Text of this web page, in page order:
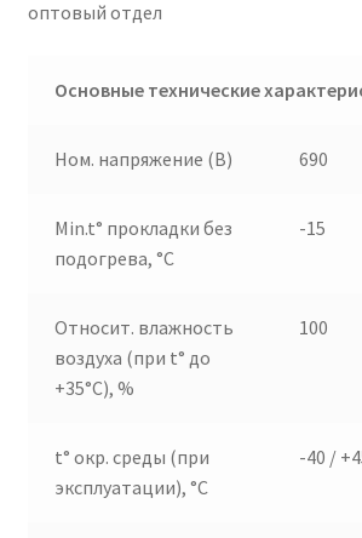
оптовый отдел
Основные технические
Ном. напряжение (В) 690
Min.t° прокладки без
подогрева, °C
-15
Относит. влажность
воздуха (при t° до
+35°C), %
100
t° окр. среды (при
эксплуатации), °C
-40 /